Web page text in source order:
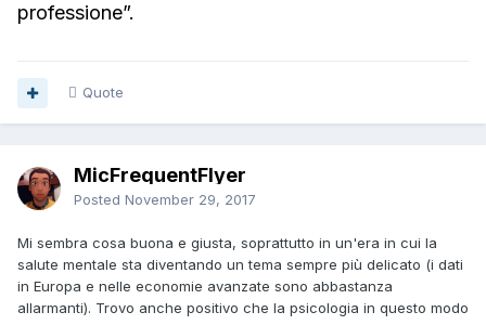
professione”.
Quote
MicFrequentFlyer
Posted November 29, 2017
Mi sembra cosa buona e giusta, soprattutto in un'era in cui la
salute mentale sta diventando un tema sempre più delicato (i dati
in Europa e nelle economie avanzate sono abbastanza
allarmanti). Trovo anche positivo che la psicologia in questo modo